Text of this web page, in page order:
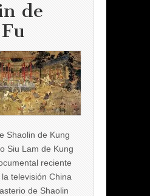
de
Shaolin de Kung
Siu Lam de Kung
reciente
televisión China
de Shaolin